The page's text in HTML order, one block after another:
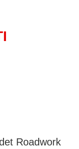
Roadwork